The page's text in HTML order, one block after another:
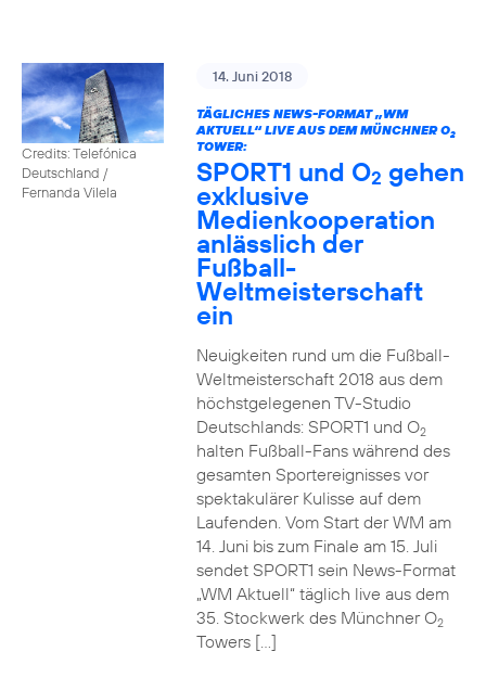
Credits: Telefónica
Deutschland /
Fernanda Vilela
14. Juni 2018
TÄGLICHES NEWS-FORMAT „WM
AKTUELL“ LIVE AUS DEM MÜNCHNER O2
TOWER:
SPORT1 und O2 gehen
exklusive
Medienkooperation
anlässlich der
Fußball-
Weltmeisterschaft
ein
Neuigkeiten rund um die Fußball-
Weltmeisterschaft 2018 aus dem
höchstgelegenen TV-Studio
Deutschlands: SPORT1 und O2
halten Fußball-Fans während des
gesamten Sportereignisses vor
spektakulärer Kulisse auf dem
Laufenden. Vom Start der WM am
14. Juni bis zum Finale am 15. Juli
sendet SPORT1 sein News-Format
„WM Aktuell“ täglich live aus dem
35. Stockwerk des Münchner O2
Towers […]